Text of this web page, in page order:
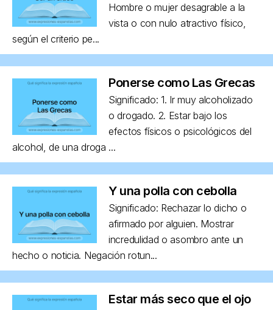
Hombre o mujer desagrable a la
vista o con nulo atractivo físico,
según el criterio pe...
Ponerse como Las Grecas
Significado: 1. Ir muy alcoholizado
o drogado. 2. Estar bajo los
efectos físicos o psicológicos del
alcohol, de una droga ...
Y una polla con cebolla
Significado: Rechazar lo dicho o
afirmado por alguien. Mostrar
incredulidad o asombro ante un
hecho o noticia. Negación rotun...
Estar más seco que el ojo